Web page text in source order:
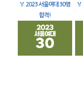
🏅 2023 서울여대 30명
합격!
🏅